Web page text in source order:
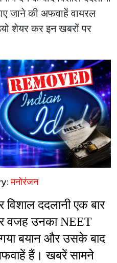
जाने की अफवाहें वायरल
शेयर कर इन खबरों पर
मनोरंजन
ददलानी एक बार
वजह उनका NEET
गया बयान और उसके बाद
हैं। खबरें सामने